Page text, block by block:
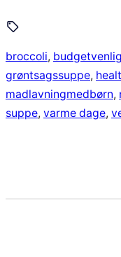
broccoli,
grøntsagssuppe,
madlavningmedbørn,
suppe, varme dage,